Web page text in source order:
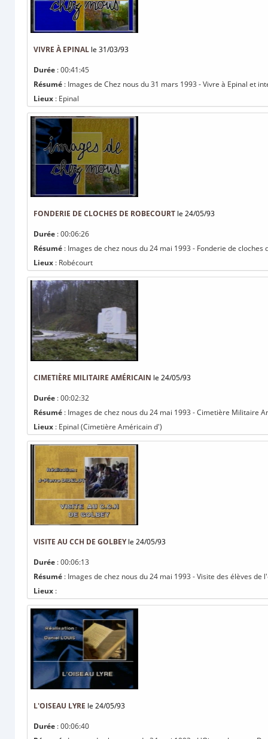
VIVRE À EPINAL le 31/03/93
Durée : 00:41:45
Résumé : Images de Chez nous du 31 mars 1993 - Vivre à Epinal et
Lieux : Epinal
FONDERIE DE CLOCHES DE ROBECOURT le 24/05/93
Durée : 00:06:26
Résumé : Images de chez nous du 24 mai 1993 - Fonderie de cloches
Lieux : Robécourt
CIMETIÈRE MILITAIRE AMÉRICAIN le 24/05/93
Durée : 00:02:32
Résumé : Images de chez nous du 24 mai 1993 - Cimetière Militaire
Lieux : Epinal (Cimetière Américain d')
VISITE AU CCH DE GOLBEYle 24/05/93
Durée : 00:06:13
Résumé : Images de chez nous du 24 mai 1993 - Visite des élèves
Lieux :
L'OISEAU LYRE le 24/05/93
Durée : 00:06:40